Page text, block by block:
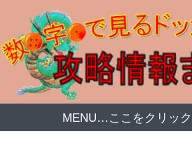
MENU…ここをクリッ